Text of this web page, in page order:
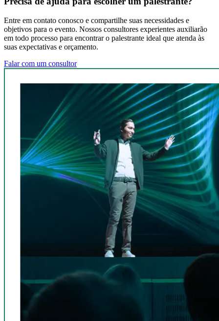
Entre em contato conosco e compartilhe suas necessidades e
objetivos para o evento. Nossos consultores experientes auxiliarão
em todo processo para encontrar o palestrante ideal que atenda às
suas expectativas e orçamento.
Falar com um consultor